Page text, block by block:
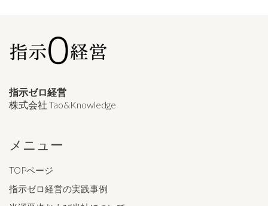
指示ゼロ経営
株式会社 Tao&Knowledge
メニュー
TOPページ
指示ゼロ経営の実践事例